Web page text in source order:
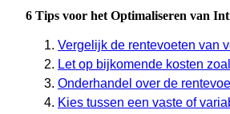
6 Tips voor het Optimaliseren van
Vergelijk de rentevoeten van
Let op bijkomende kosten
Onderhandel over de
Kies tussen een vaste of